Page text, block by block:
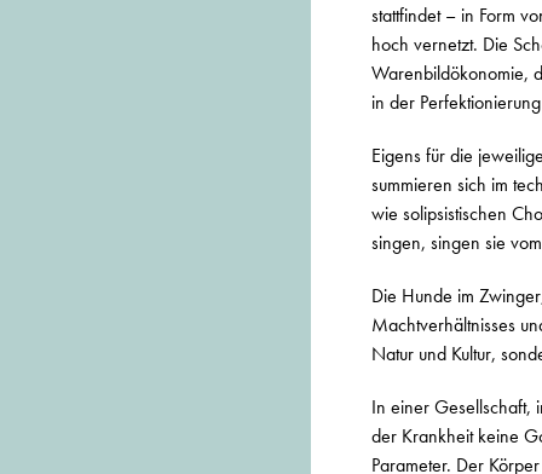
stattfindet – in Form
hoch vernetzt. Die
Warenbildökonomie,
in der
Eigens für die
summieren sich im
wie solipsistischen
singen, singen sie
Die Hunde im
Machtverhältnisses
Natur und Kultur,
In einer Gesellschaft,
der Krankheit keine
Parameter. Der